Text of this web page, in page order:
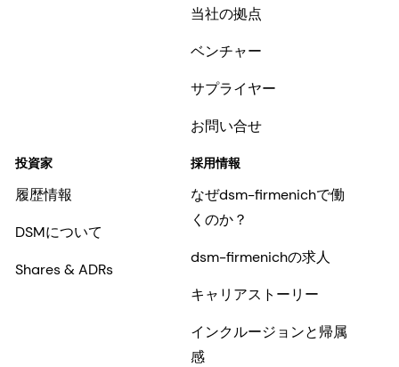
当社の拠点
ベンチャー
サプライヤー
お問い合せ
投資家
履歴情報
DSMについて
Shares & ADRs
採用情報
なぜdsm-firmenichで働
くのか？
dsm-firmenichの求人
キャリアストーリー
インクルージョンと帰属
感